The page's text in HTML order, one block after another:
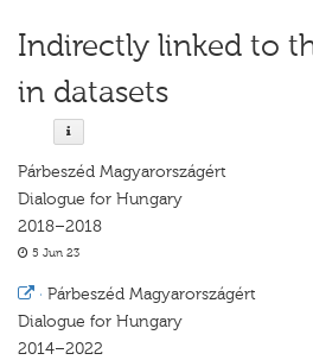
Indirectly linked to
in datasets
Párbeszéd Magyarországért
Dialogue for Hungary
2018–2018
5 Jun 23
· Párbeszéd Magyarországért
Dialogue for Hungary
2014–2022